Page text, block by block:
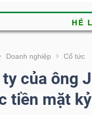
Doanh nghiệp Cổ tức
ty của ông
tiền mặt